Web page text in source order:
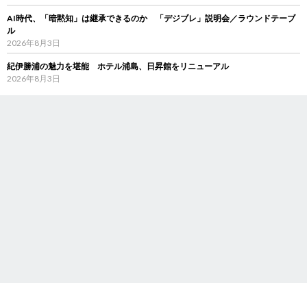
AI時代、「暗黙知」は継承できるのか 「デジブレ」説明会／ラウンドテーブ
ル
2026年8月3日
紀伊勝浦の魅力を堪能 ホテル浦島、日昇館をリニューアル
2026年8月3日